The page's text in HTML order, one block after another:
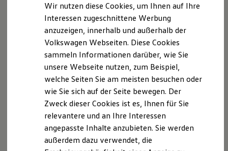
Laden unterwegs
Laden Zuhause
Ladestationen finden
Ladezeitensimulator
Batterie
Sicherheit
Nachhaltigkeit
Technologie
Kosten und Kauf
Kaufoptionen
E-Auto-Förderung
Software und Konnektivität
Die ID. Software 6
ID. Software Versionen und Updates
Hinweis gemäß § 36
Verbraucherstreitbeilegungsgesetz (VSBG)DEr
Verkäufer/Auftragnehmer wird nicht an einem
Streitbeilegungsverfahren vor einer
Verbraucherschlichtungsstelle im Sinne des VSBG
teilnehmen und ist hierzu auch nicht verpflichtet.
Versicherungsvermittlerregister: D-BNLX-ZAZPV-49
Versicherungsvermittlerregister
Versicherungsvertreter mit Erlaubnisbefreiung,
Bundesrepublik Deutschland
Erlaubnisbefreiung nach § 34d Abs. 3 GewO
Wir nutzen diese Cookies, um Ihnen auf Ihre
Interessen zugeschnittene Werbung
anzuzeigen, innerhalb und außerhalb der
Volkswagen Webseiten. Diese Cookies
sammeln Informationen darüber, wie Sie
unsere Webseite nutzen, zum Beispiel,
welche Seiten Sie am meisten besuchen oder
wie Sie sich auf der Seite bewegen. Der
Zweck dieser Cookies ist es, Ihnen für Sie
relevantere und an Ihre Interessen
angepasste Inhalte anzubieten. Sie werden
außerdem dazu verwendet, die